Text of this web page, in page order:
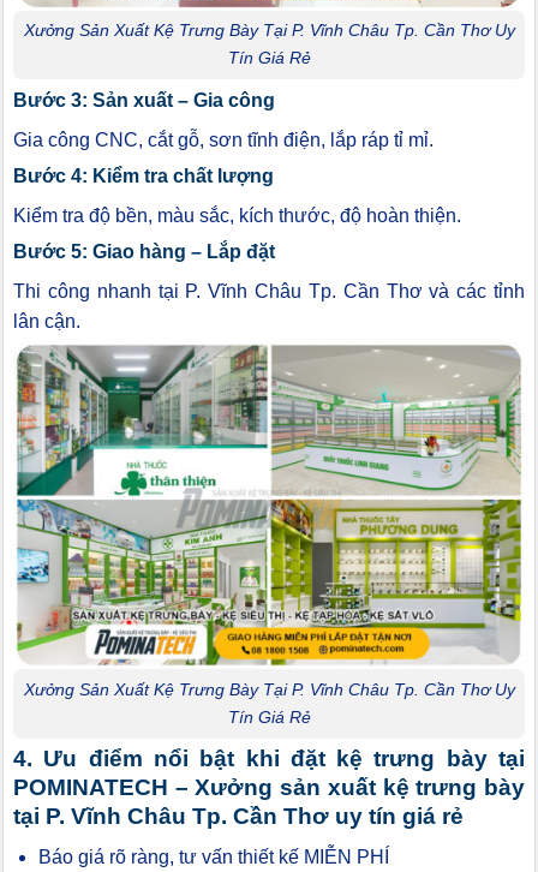
Xưởng Sản Xuất Kệ Trưng Bày Tại P. Vĩnh Châu Tp. Cần Thơ Uy
Tín Giá Rẻ
Bước 3: Sản xuất – Gia công
Gia công CNC, cắt gỗ, sơn tĩnh điện, lắp ráp tỉ mỉ.
Bước 4: Kiểm tra chất lượng
Kiểm tra độ bền, màu sắc, kích thước, độ hoàn thiện.
Bước 5: Giao hàng – Lắp đặt
Thi công nhanh tại P. Vĩnh Châu Tp. Cần Thơ và các tỉnh
lân cận.
Xưởng Sản Xuất Kệ Trưng Bày Tại P. Vĩnh Châu Tp. Cần Thơ Uy
Tín Giá Rẻ
4. Ưu điểm nổi bật khi đặt kệ trưng bày tại
POMINATECH – Xưởng sản xuất kệ trưng bày
tại P. Vĩnh Châu Tp. Cần Thơ uy tín giá rẻ
Báo giá rõ ràng, tư vấn thiết kế MIỄN PHÍ